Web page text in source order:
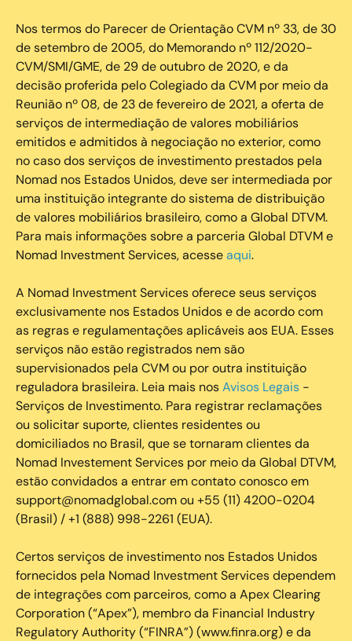
Nos termos do Parecer de Orientação CVM nº 33, de 30
de setembro de 2005, do Memorando nº 112/2020-
CVM/SMI/GME, de 29 de outubro de 2020, e da
decisão proferida pelo Colegiado da CVM por meio da
Reunião nº 08, de 23 de fevereiro de 2021, a oferta de
serviços de intermediação de valores mobiliários
emitidos e admitidos à negociação no exterior, como
no caso dos serviços de investimento prestados pela
Nomad nos Estados Unidos, deve ser intermediada por
uma instituição integrante do sistema de distribuição
de valores mobiliários brasileiro, como a Global DTVM.
Para mais informações sobre a parceria Global DTVM e
Nomad Investment Services, acesseaqui.
A Nomad Investment Services oferece seus serviços
exclusivamente nos Estados Unidos e de acordo com
as regras e regulamentações aplicáveis aos EUA. Esses
serviços não estão registrados nem são
supervisionados pela CVM ou por outra instituição
reguladora brasileira. Leia mais nosAvisos Legais -
Serviços de Investimento. Para registrar reclamações
ou solicitar suporte, clientes residentes ou
domiciliados no Brasil, que se tornaram clientes da
Nomad Investement Services por meio da Global DTVM,
estão convidados a entrar em contato conosco em
support@nomadglobal.com ou +55 (11) 4200-0204
(Brasil) / +1 (888) 998-2261 (EUA).
Certos serviços de investimento nos Estados Unidos
fornecidos pela Nomad Investment Services dependem
de integrações com parceiros, como a Apex Clearing
Corporation (“Apex”), membro da Financial Industry
Regulatory Authority (“FINRA”) (www.finra.org) e da